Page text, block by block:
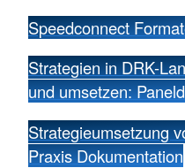
Speedconnect
Strategien in DRK-
und umsetzen:
Strategieumsetzung
Praxis Dokumentation